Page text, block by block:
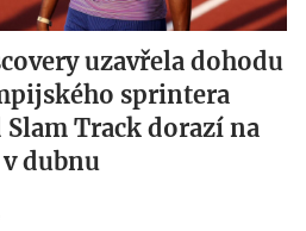
uzavřela dohodu
sprintera
Slam Track dorazí na
dubnu